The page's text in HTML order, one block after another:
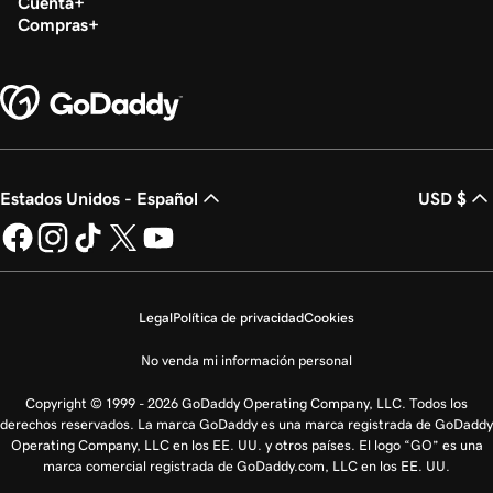
Compras
Estados Unidos - Español USD $
LegalPolítica de privacidadCookies
No venda mi información personal
Copyright © 1999 - 2026 GoDaddy Operating Company, LLC. Todos los
derechos reservados. La marca GoDaddy es una marca registrada de GoDaddy
Operating Company, LLC en los EE. UU. y otros países. El logo “GO” es una
marca comercial registrada de GoDaddy.com, LLC en los EE. UU.